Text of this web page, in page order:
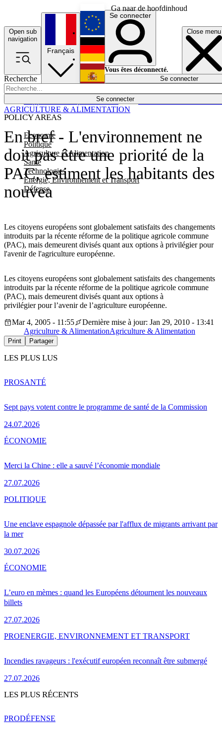
Ga naar de hoofdinhoud
Open sub
navigation
Close menu
Recherche
Se connecter
POLICY AREAS
Economie
Politique
Agriculture et Alimentation
Santé
Technologies
Energie, Environnement et Transport
Défense
Économie
Français
English
Deutsch
Español
Se connecter
Vous êtes déconnecté.
Se connecter
En bref - L'environnement ne
doit pas être une priorité de la
PAC, estiment les habitants des
nouvea
Les citoyens européens sont globalement satisfaits des changements
introduits par la récente réforme de la politique agricole commune
(PAC), mais demeurent divisés quant aux options à privilégier pour
l'avenir de l'agriculture européenne.
AGRICULTURE & ALIMENTATION
Les citoyens européens sont globalement satisfaits des changements
introduits par la récente réforme de la politique agricole commune
(PAC), mais demeurent divisés quant aux options à
privilégier pour l’avenir de l’agriculture européenne.
Mar 4, 2005 - 11:55
Dernière mise à jour: Jan 29, 2010 - 13:41
Agriculture & AlimentationAgriculture & Alimentation
Print Partager
LES PLUS LUS
Sept pays votent contre le programme de santé de la Commission
24.07.2026
PROSANTÉ
Merci la Chine : elle a sauvé l’économie mondiale
27.07.2026
ÉCONOMIE
Une enclave espagnole dépassée par l'afflux de migrants arrivant par
la mer
30.07.2026
POLITIQUE
L’euro en mèmes : quand les Européens détournent les nouveaux
billets
27.07.2026
ÉCONOMIE
Incendies ravageurs : l'exécutif européen reconnaît être submergé
27.07.2026
PROENERGIE, ENVIRONNEMENT ET TRANSPORT
LES PLUS RÉCENTS
PRODÉFENSE